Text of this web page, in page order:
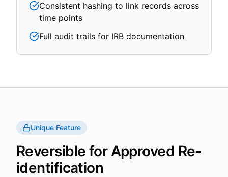
Consistent hashing to link records across
time points
Full audit trails for IRB documentation
Unique Feature
Reversible for Approved Re-
identification